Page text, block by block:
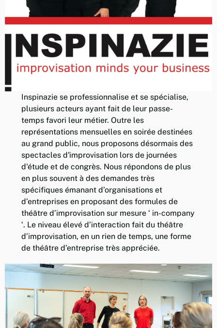
Inspinazie se professionnalise et se spécialise,
plusieurs acteurs ayant fait de leur passe-
temps favori leur métier. Outre les
représentations mensuelles en soirée destinées
au grand public, nous proposons désormais des
spectacles d'improvisation lors de journées
d'étude et de congrès. Nous répondons de plus
en plus souvent à des demandes très
spécifiques émanant d’organisations et
d’entreprises en proposant des formules de
théâtre d’improvisation sur mesure ‘ in-company
‘. Le niveau élevé d’interaction fait du théâtre
d’improvisation, en un rien de temps, une forme
de théâtre d’entreprise très appréciée.